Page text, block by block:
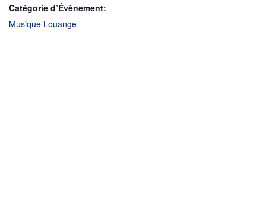
Catégorie d’Évènement:
Musique Louange